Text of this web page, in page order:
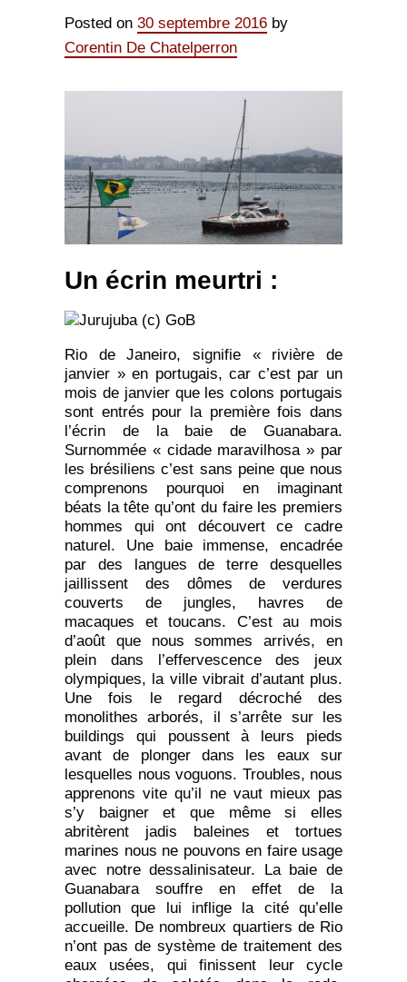
Posted on 30 septembre 2016 by
Corentin De Chatelperron
Un écrin meurtri :
Rio de Janeiro, signifie « rivière de
janvier » en portugais, car c’est par un
mois de janvier que les colons portugais
sont entrés pour la première fois dans
l’écrin de la baie de Guanabara.
Surnommée « cidade maravilhosa » par
les brésiliens c’est sans peine que nous
comprenons pourquoi en imaginant
béats la tête qu’ont du faire les premiers
hommes qui ont découvert ce cadre
naturel. Une baie immense, encadrée
par des langues de terre desquelles
jaillissent des dômes de verdures
couverts de jungles, havres de
macaques et toucans. C’est au mois
d’août que nous sommes arrivés, en
plein dans l’effervescence des jeux
olympiques, la ville vibrait d’autant plus.
Une fois le regard décroché des
monolithes arborés, il s’arrête sur les
buildings qui poussent à leurs pieds
avant de plonger dans les eaux sur
lesquelles nous voguons. Troubles, nous
apprenons vite qu’il ne vaut mieux pas
s’y baigner et que même si elles
abritèrent jadis baleines et tortues
marines nous ne pouvons en faire usage
avec notre dessalinisateur. La baie de
Guanabara souffre en effet de la
pollution que lui inflige la cité qu’elle
accueille. De nombreux quartiers de Rio
n’ont pas de système de traitement des
eaux usées, qui finissent leur cycle